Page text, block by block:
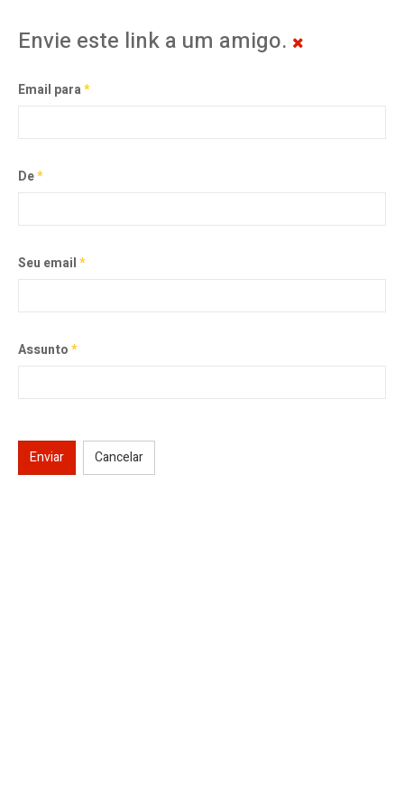
Envie este link a um amigo.
Email para*
De*
Seu email*
Assunto*
Enviar Cancelar